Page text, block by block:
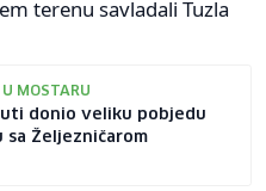
terenu savladali Tuzla
MOSTARU
donio veliku pobjedu
sa Željezničarom